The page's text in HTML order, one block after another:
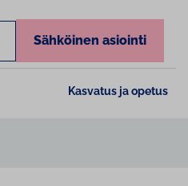
Sähköinen asiointi
Kasvatus ja opetus